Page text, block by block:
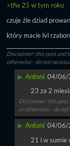
>tfw 25 w tym roku
czuje źle dziad
który macie lvl
Disclaimer: this post and
otherwise - do not
▶ Antoni 04/06/
23 za 2
Disclaimer: this post
or otherwise - do
▶ Antoni 04/06/
21 i w sumie